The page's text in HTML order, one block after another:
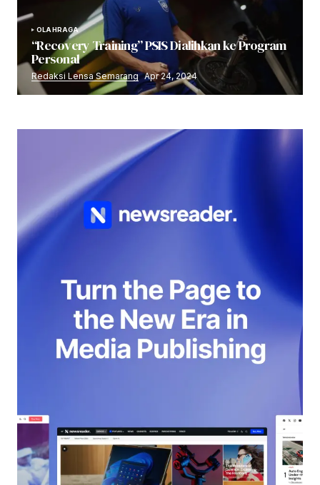
OLAHRAGA
“Recovery Training” PSIS Dialihkan ke Program
Personal
Redaksi Lensa Semarang Apr 24, 2024